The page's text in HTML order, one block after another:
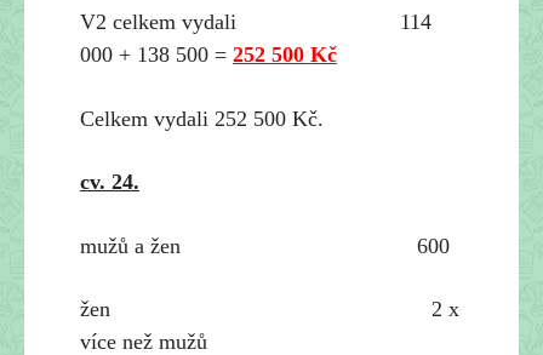
V2 celkem vydali 114
000 + 138 500 = 252 500 Kč
Celkem vydali 252 500 Kč.
cv. 24.
mužů a žen 600
žen
2 x
více než mužů